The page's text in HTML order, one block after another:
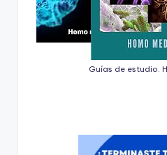
Guías de estudio.